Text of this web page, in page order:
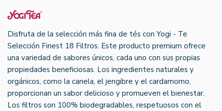
Disfruta de la selección más fina de tés con Yogi - Te
Selección Finest 18 Filtros. Este producto premium ofrece
una variedad de sabores únicos, cada uno con sus propias
propiedades beneficiosas. Los ingredientes naturales y
orgánicos, como la canela, el jengibre y el cardamomo,
proporcionan un sabor delicioso y promueven el bienestar.
Los filtros son 100% biodegradables, respetuosos con el